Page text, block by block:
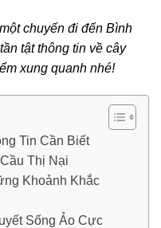
chuyến đi đến Bình
tật thông tin về cây
xung quanh nhé!
Tin Cần Biết
Thị Nại
Khoảnh Khắc
Sống Ảo Cực